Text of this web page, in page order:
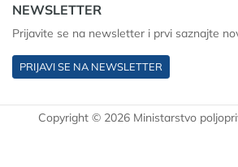
NEWSLETTER
Prijavite se na newsletter i prvi saznajte
PRIJAVI SE NA NEWSLETTER
Copyright © 2026 Ministarstvo